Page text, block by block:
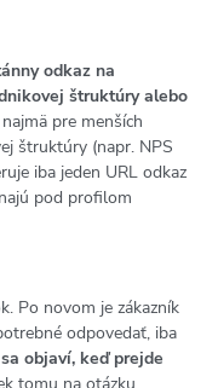
odkaz na
štruktúry alebo
pre menších
štruktúry (napr. NPS
iba jeden URL odkaz
pod profilom
Po novom je zákazník
odpovedať, iba
objaví, keď prejde